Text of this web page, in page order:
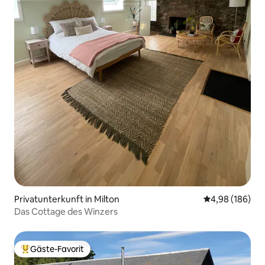
Privatunterkunft in Milton
4,98 (186)
Das Cottage des Winzers
Beliebter Gäste-Favorit.
Gäste-Favorit